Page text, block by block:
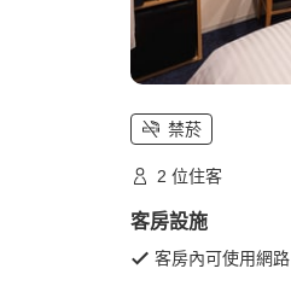
禁菸
2 位住客
客房設施
客房內可使用網路